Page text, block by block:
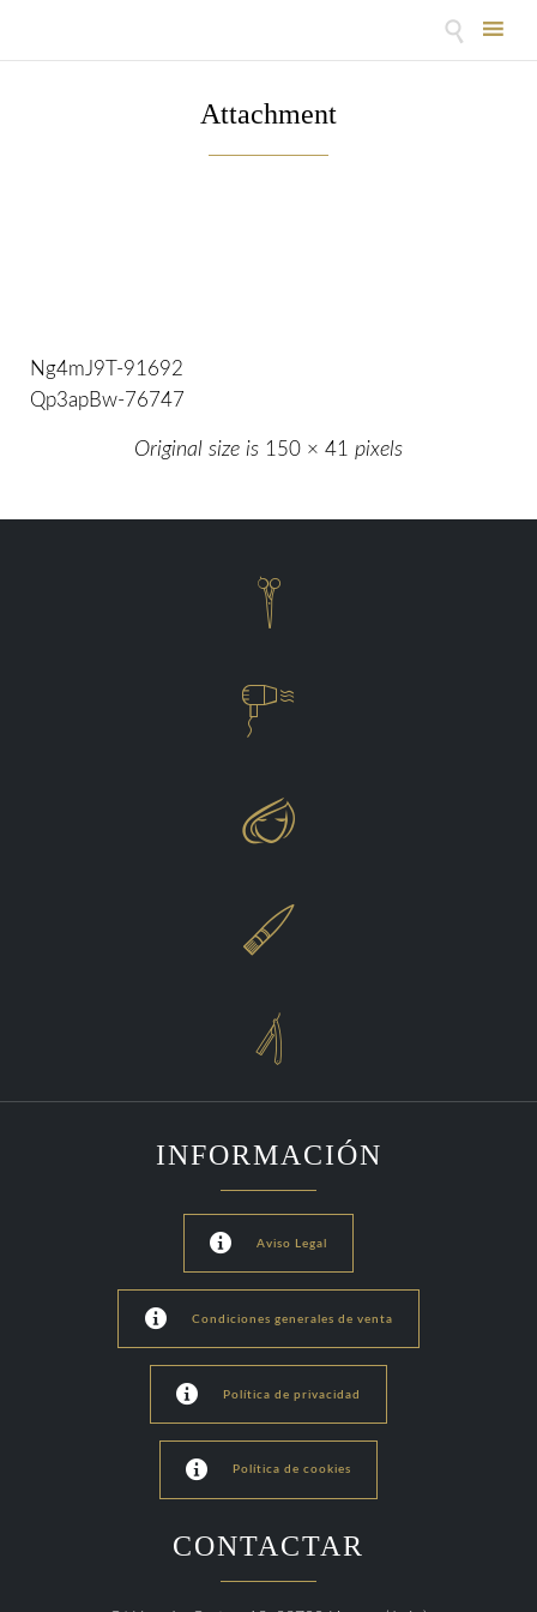

Attachment
Ng4mJ9T-91692
Qp3apBw-76747
Original size is 150 × 41 pixels





INFORMACIÓN
 Aviso Legal
 Condiciones generales de venta
 Política de privacidad
 Política de cookies
CONTACTAR